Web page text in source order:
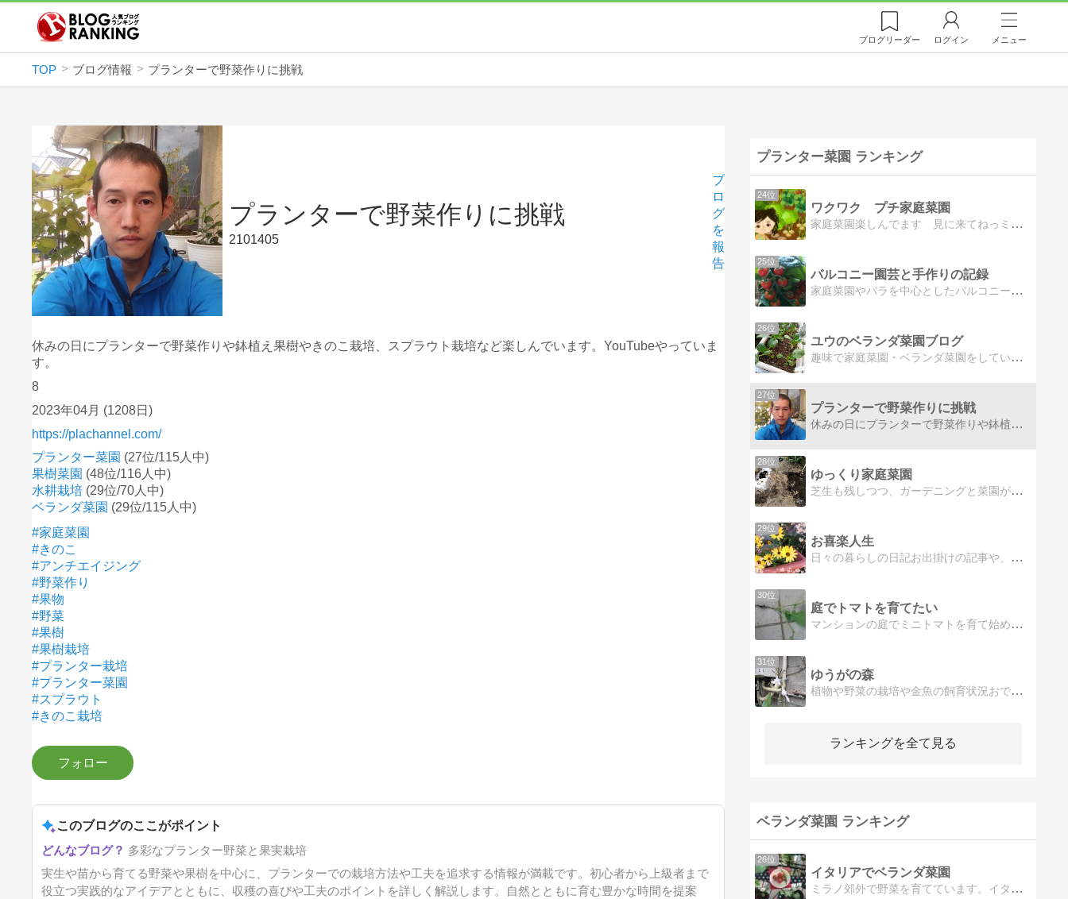
ブログリーダー ログイン メニュー
TOP ブログ情報 プランターで野菜作りに挑戦
プランターで野菜作りに挑戦
2101405
ブ
ロ
グ
を
報
告
休みの日にプランターで野菜作りや鉢植え果樹やきのこ栽培、スプラウト栽培など楽しんでいます。YouTubeやっていま
す。
8
2023年04月 (1208日)
https://plachannel.com/
プランター菜園 (27位/115人中)
果樹菜園 (48位/116人中)
水耕栽培 (29位/70人中)
ベランダ菜園 (29位/115人中)
#家庭菜園
#きのこ
#アンチエイジング
#野菜作り
#果物
#野菜
#果樹
#果樹栽培
#プランター栽培
#プランター菜園
#スプラウト
#きのこ栽培
このブログのここがポイント
多彩なプランター野菜と果実栽培
実生や苗から育てる野菜や果樹を中心に、プランターでの栽培方法や工夫を追求する情報が満載です。初心者から上級者まで
役立つ実践的なアイデアとともに、収穫の喜びや工夫のポイントを詳しく解説します。自然とともに育む豊かな時間を提案
プランター菜園 ランキング
24位
ワクワク プチ家庭菜園
家庭菜園楽しんでます 見に来てねっミニトマト・きゅうり・ピーマン・ナス・ニラ・いちご・ブルーベリー・ニンニク
25位
バルコニー園芸と手作りの記録
家庭菜園やバラを中心としたバルコニー園芸と、パンや服、雑貨など手作りの記録
26位
ユウのベランダ菜園ブログ
趣味で家庭菜園・ベランダ菜園をしています、ユウと言います！園芸をたくさん学びながら、おいしい野菜を作っていきたいです！YouTubeでは、日々のベランダ菜園の様子や、学んだことの実践などを投稿していますので、よろしければご覧ください。
27位
プランターで野菜作りに挑戦
休みの日にプランターで野菜作りや鉢植え果樹やきのこ栽培、スプラウト栽培など楽しんでいます。YouTubeやっています。
28位
ゆっくり家庭菜園
芝生も残しつつ、ガーデニングと菜園が混在するような家庭菜園を作っていこうと頑張っています。
29位
お喜楽人生
日々の暮らしの日記お出掛けの記事や、パンの記事、拙いブログですが、遊びにきて下さいね。
30位
庭でトマトを育てたい
マンションの庭でミニトマトを育て始めました。家庭菜園初心者ですが、いろんな野菜にチャレンジしてみたいです。
31位
ゆうがの森
植物や野菜の栽培や金魚の飼育状況おでかけ情報などを書いています
ランキングを全て見る
ベランダ菜園 ランキング
26位
イタリアでベランダ菜園
ミラノ郊外で野菜を育てています。イタリアで家庭菜園している人、情報交換しましょう！